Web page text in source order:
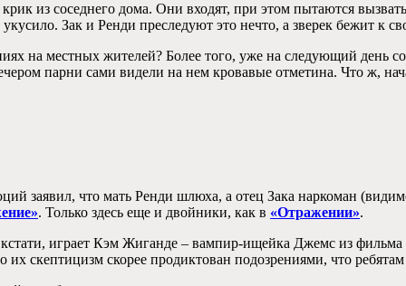
из соседнего дома. Они входят, при этом пытаются
Зак и Ренди преследуют это нечто, а зверек бежит к
на местных жителей? Более того, уже на следующий день
парни сами видели на нем кровавые отметина. Что ж,
заявил, что мать Ренди шлюха, а отец Зака наркоман
. Только здесь еще и двойники, как в «Отражении».
играет Кэм Жиганде – вампир-ищейка Джемс из фильма
скептицизм скорее продиктован подозрениями, что